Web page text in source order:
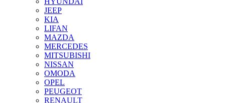
JEEP
KIA
LIFAN
MAZDA
MERCEDES
MITSUBISHI
NISSAN
OMODA
OPEL
PEUGEOT
RENAULT